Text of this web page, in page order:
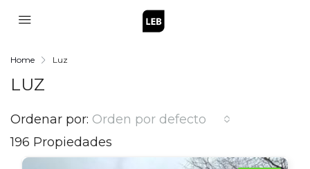
Home Luz
LUZ
196 Propiedades
Ordenar por: Orden por defecto